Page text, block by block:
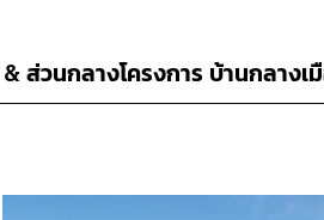
ส่วนกลางโครงการ บ้านกลางเ